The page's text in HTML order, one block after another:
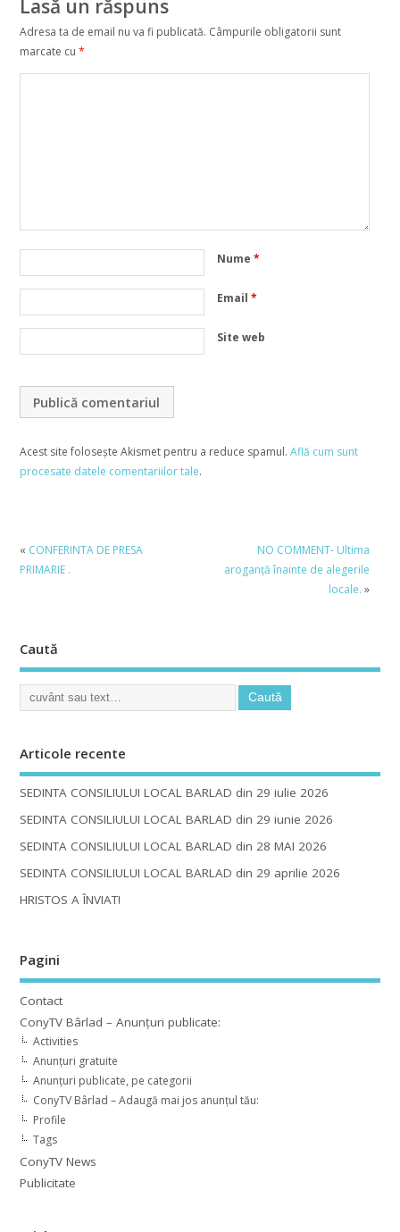
Lasă un răspuns
Adresa ta de email nu va fi publicată. Câmpurile obligatorii sunt
marcate cu *
Nume *
Email *
Site web
Acest site folosește Akismet pentru a reduce spamul. Află cum sunt
procesate datele comentariilor tale.
« CONFERINTA DE PRESA
PRIMARIE .
NO COMMENT- Ultima
aroganţă înainte de alegerile
locale. »
Caută
Articole recente
SEDINTA CONSILIULUI LOCAL BARLAD din 29 iulie 2026
SEDINTA CONSILIULUI LOCAL BARLAD din 29 iunie 2026
SEDINTA CONSILIULUI LOCAL BARLAD din 28 MAI 2026
SEDINTA CONSILIULUI LOCAL BARLAD din 29 aprilie 2026
HRISTOS A ÎNVIAT!
Pagini
Contact
ConyTV Bârlad – Anunțuri publicate:
Activities
Anunțuri gratuite
Anunțuri publicate, pe categorii
ConyTV Bârlad – Adaugă mai jos anunțul tău:
Profile
Tags
ConyTV News
Publicitate